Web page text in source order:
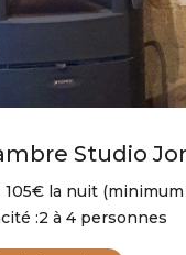
Studio
105€ la nuit
:2 à 4 personnes